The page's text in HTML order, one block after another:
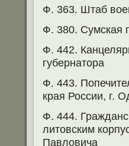
Ф. 363. Штаб
Ф. 380. Сумская
Ф. 442.
губернатора
Ф. 443.
края России, г.
Ф. 444.
литовским
Павловича